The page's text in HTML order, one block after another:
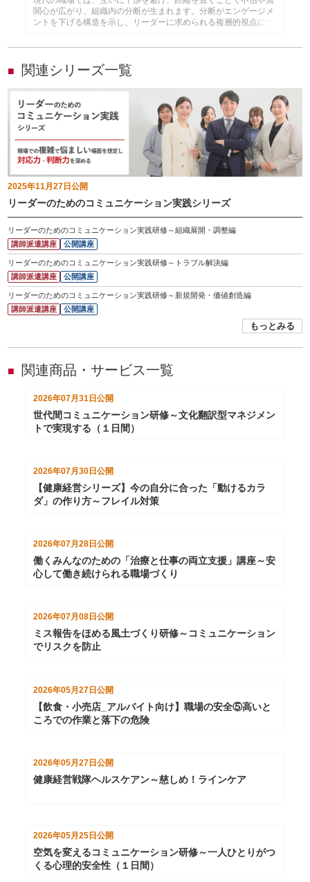
関心が広がり、組織内の分断が生まれます。分断がエンゲージメ
ントを下げる構造を示し、リーダーに求められる複層的視点につ
■ 関連シリーズ一覧
2025年11月27日公開
リーダーのためのコミュニケーション実践シリーズ
リーダーのためのコミュニケーション実践研修～組織展開・調整編
講師派遣講座
公開講座
リーダーのためのコミュニケーション実践研修～トラブル解決編
講師派遣講座
公開講座
リーダーのためのコミュニケーション実践研修～新規開発・価値創造編
講師派遣講座
公開講座
もっとみる
■ 関連商品・サービス一覧
2026年07月31日公開
世代間コミュニケーション研修～文化翻訳型マネジメン
トで実現する（１日間）
2026年07月30日 公開
【健康経営シリーズ】今の自分に合った「動けるカラ
ダ」の作り方～フレイル対策
2026年07月28日 公開
働くみんなのための「治療と仕事の両立支援」講座～安
心して働き続けられる職場づくり
2026年07月08日 公開
ミス報告をほめる風土づくり研修～コミュニケーション
でリスクを防止
2026年05月27日公開
【飲食・小売店_アルバイト向け】職場の安全⑤高いと
ころでの作業と落下の危険
2026年05月27日公開
健康経営戦隊ヘルスケアン～慈しめ！ラインケア
2026年05月25日公開
空気を変えるコミュニケーション研修～一人ひとりがつ
くる心理的安全性（１日間）